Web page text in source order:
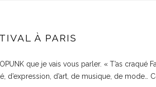
À PARIS
que je vais vous parler. « T’as craqué
d’expression, d’art, de musique, de mode…